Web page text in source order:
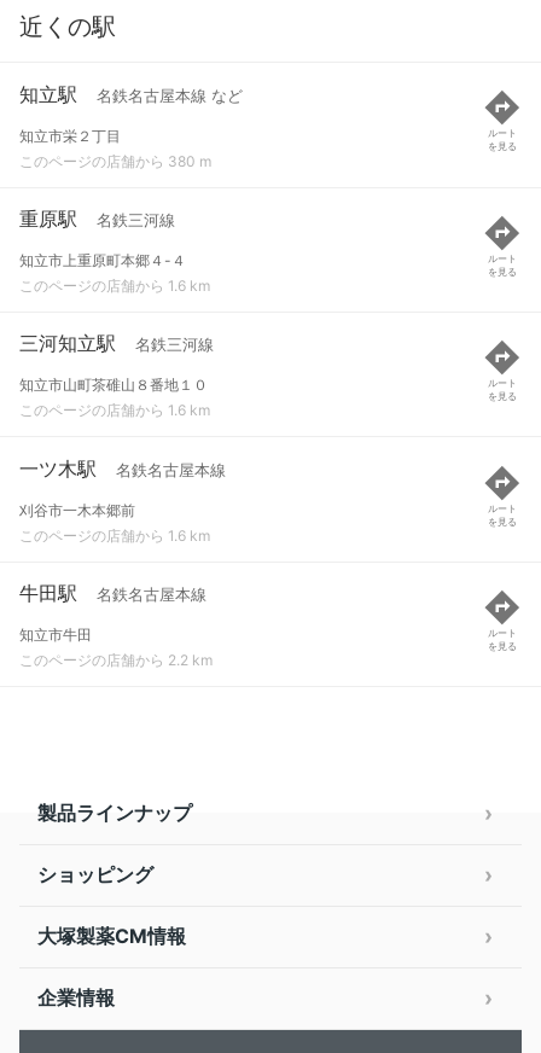
近くの駅
知立駅 名鉄名古屋本線 など
知立市栄２丁目
このページの店舗から 380 m
ルート
を見る
重原駅 名鉄三河線
知立市上重原町本郷４-４
このページの店舗から 1.6 km
ルート
を見る
三河知立駅 名鉄三河線
知立市山町茶碓山８番地１０
このページの店舗から 1.6 km
ルート
を見る
一ツ木駅 名鉄名古屋本線
刈谷市一木本郷前
このページの店舗から 1.6 km
ルート
を見る
牛田駅 名鉄名古屋本線
知立市牛田
このページの店舗から 2.2 km
ルート
を見る
製品ラインナップ
ショッピング
大塚製薬CM情報
企業情報